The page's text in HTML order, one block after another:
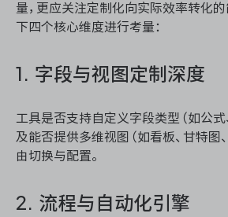
量，更应关注定制化向实际效率转化的
下四个核心维度进行考量：
1. 字段与视图定制深度
工具是否支持自定义字段类型（如公式
及能否提供多维视图（如看板、甘特图
由切换与配置。
2. 流程与自动化引擎